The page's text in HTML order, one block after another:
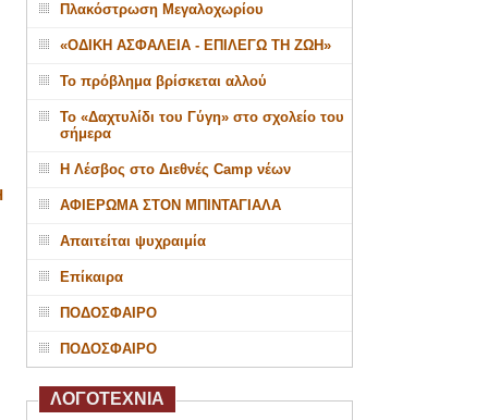
Πλακόστρωση Μεγαλοχωρίου
«ΟΔΙΚΗ ΑΣΦΑΛΕΙΑ - ΕΠΙΛΕΓΩ ΤΗ ΖΩΗ»
Το πρόβλημα βρίσκεται αλλού
Το «Δαχτυλίδι του Γύγη» στο σχολείο του
σήμερα
Η Λέσβος στο Διεθνές Camp νέων
ΑΦΙΕΡΩΜΑ ΣΤΟΝ ΜΠΙΝΤΑΓΙΑΛΑ
Απαιτείται ψυχραιμία
Επίκαιρα
ΠΟΔΟΣΦΑΙΡΟ
ΠΟΔΟΣΦΑΙΡΟ
ΛΟΓΟΤΕΧΝΙΑ